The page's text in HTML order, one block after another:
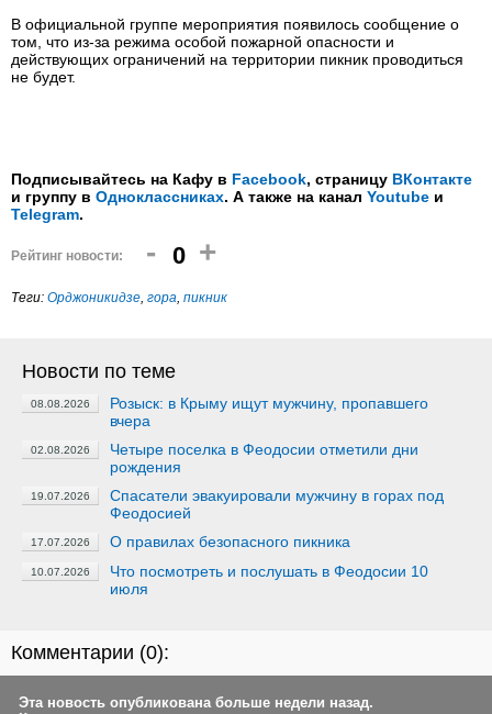
В официальной группе мероприятия появилось сообщение о
том, что из-за режима особой пожарной опасности и
действующих ограничений на территории пикник проводиться
не будет.
Подписывайтесь на Кафу в Facebook, страницу ВКонтакте
и группу в Одноклассниках. А также на канал Youtube и
Telegram.
Рейтинг новости: - 0 +
Теги: Орджоникидзе, гора, пикник
Новости по теме
08.08.2026
Розыск: в Крыму ищут мужчину, пропавшего
вчера
02.08.2026
Четыре поселка в Феодосии отметили дни
рождения
19.07.2026
Спасатели эвакуировали мужчину в горах под
Феодосией
17.07.2026 О правилах безопасного пикника
10.07.2026
Что посмотреть и послушать в Феодосии 10
июля
Комментарии (0):
Эта новость опубликована больше недели назад.